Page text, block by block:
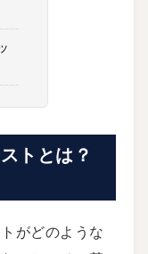
トとは？
がどのような